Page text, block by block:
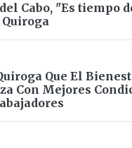
Cabo, "Es tiempo
Que El
Con Mejores